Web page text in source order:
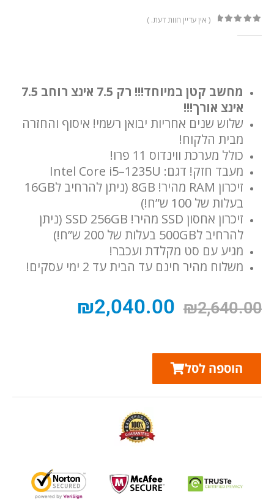
( אין עדיין חוות דעת. )
מחשב קטן במיוחד!!! רק 7.5 אינצ רוחב 7.5
אינצ אורך!!!
שלוש שנים אחריות יבואן רשמי! איסוף והחזרה
מבית הלקוח!
כולל מערכת ווינדוס 11 פרו!
מעבד חזק! דגם: ‎Intel Core i5–1235U
זיכרון RAM מהיר! 8GB (ניתן להרחיב ל16GB
בעלות של 100 ש”ח!)
זיכרון אחסון SSD מהיר! SSD 256GB (ניתן
להרחיב ל500GB בעלות של 200 ש”ח!)
מגיע עם סט מקלדת ועכבר!
משלוח מהיר חינם עד הבית עד 2 ימי עסקים!
₪2,640.00
₪2,040.00
הוספה לסל